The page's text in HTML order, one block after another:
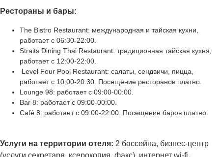
Рестораны и бары:
The Bistro Restaurant: международная и тайская кухни,
работает с 06:30-22:00.
Straits Dining Thai Restaurant: традиционная тайская кухня,
работает с 12:00-22:00.
Level Four Pool Restaurant: салаты, сендвичи, пицца,
работает с 10:00-20:30. Посещение ресторанов платно.
Lounge 98: работает с 09:00-00:00.
Bar 8: работает с 09:00-00:00.
Café 8: работает с 09:00-22:00. Посещение баров платно.
Услуги на территории отеля: 2 бассейна, бизнес-центр
(услуги секретаря, ксерокопия, факс), интернет wi-fi,